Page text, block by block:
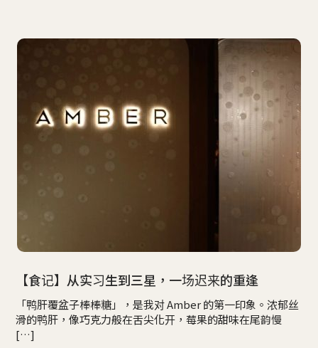
【食记】从实习生到三星，一场迟来的重逢
「鸭肝覆盆子棒棒糖」，是我对 Amber 的第一印象。浓郁丝
滑的鸭肝，像巧克力般在舌尖化开，莓果的甜味在尾韵慢
[…]